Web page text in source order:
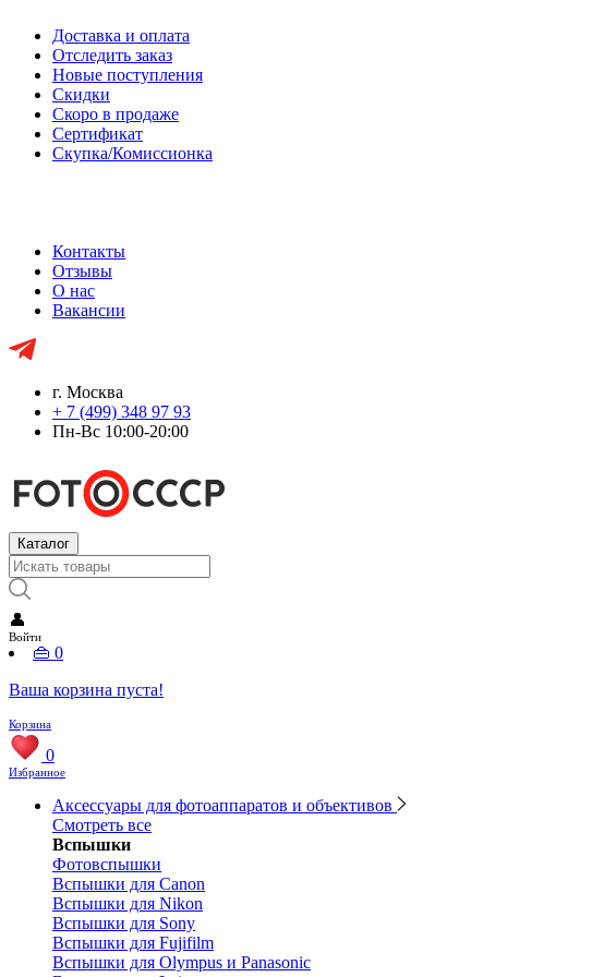
Доставка и оплата
Отследить заказ
Новые поступления
Скидки
Скоро в продаже
Сертификат
Скупка/Комиссионка
Контакты
Отзывы
О нас
Вакансии
г. Москва
+ 7 (499) 348 97 93
Пн-Вс 10:00-20:00
Каталог
👤
Войти
👜 0
Ваша корзина пуста!
Корзина
0
Избранное
Аксессуары для фотоаппаратов и объективов
Смотреть все
Вспышки
Фотовспышки
Вспышки для Canon
Вспышки для Nikon
Вспышки для Sony
Вспышки для Fujifilm
Вспышки для Olympus и Panasonic